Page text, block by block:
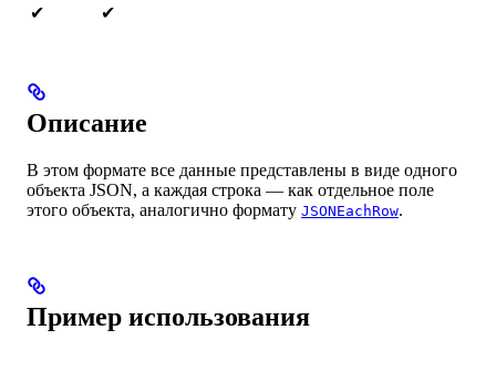
✔
✔
Описание
В этом формате все данные представлены в виде одного
объекта JSON, а каждая строка — как отдельное поле
этого объекта, аналогично формату JSONEachRow.
Пример использования